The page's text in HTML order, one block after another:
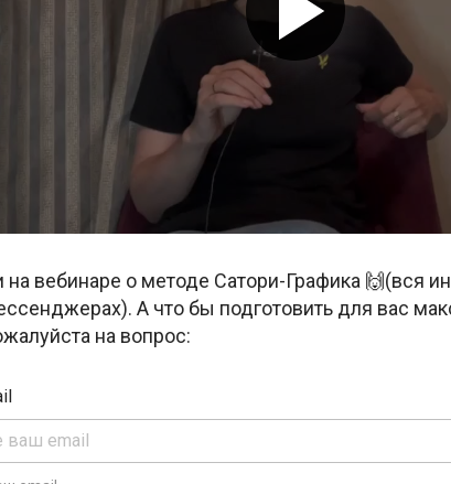
на вебинаре о методе Сатори-Графика 🙌(вся
А что бы подготовить для вас
на вопрос: